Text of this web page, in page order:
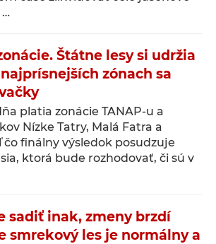
…
Štátne lesy si udržia
zónach sa
platia zonácie TANAP-u a
Nízke Tatry, Malá Fatra a
čo finálny výsledok posudzuje
ktorá bude rozhodovať, či sú v
sadiť inak, zmeny brzdí
smrekový les je normálny a